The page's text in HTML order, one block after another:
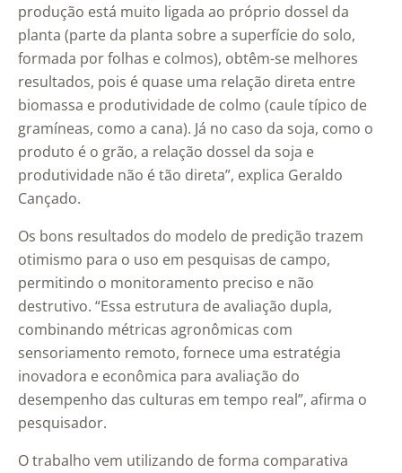
produção está muito ligada ao próprio dossel da
planta (parte da planta sobre a superfície do solo,
formada por folhas e colmos), obtêm-se melhores
resultados, pois é quase uma relação direta entre
biomassa e produtividade de colmo (caule típico de
gramíneas, como a cana). Já no caso da soja, como o
produto é o grão, a relação dossel da soja e
produtividade não é tão direta”, explica Geraldo
Cançado.
Os bons resultados do modelo de predição trazem
otimismo para o uso em pesquisas de campo,
permitindo o monitoramento preciso e não
destrutivo. “Essa estrutura de avaliação dupla,
combinando métricas agronômicas com
sensoriamento remoto, fornece uma estratégia
inovadora e econômica para avaliação do
desempenho das culturas em tempo real”, afirma o
pesquisador.
O trabalho vem utilizando de forma comparativa